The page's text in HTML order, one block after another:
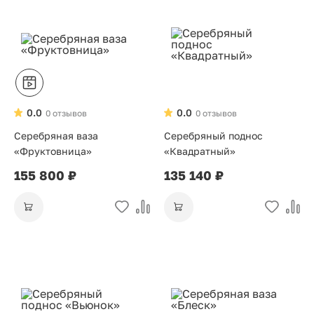
0 отзывов
0.0
Серебряная ваза
«Фруктовница»
155 800 ₽
0 отзывов
0.0
Серебряный поднос
«Квадратный»
135 140 ₽